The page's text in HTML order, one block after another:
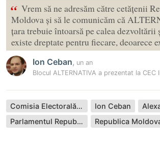
“ Vrem să ne adresăm către cetățenii
Moldova și să le comunicăm că
țara trebuie întoarsă pe calea dezvoltării
existe dreptate pentru fiecare, deoarece
Ion Ceban, un an
Comisia Electorală Centrală Ion Ceban
Parlamentul Republicii Moldova
Republica